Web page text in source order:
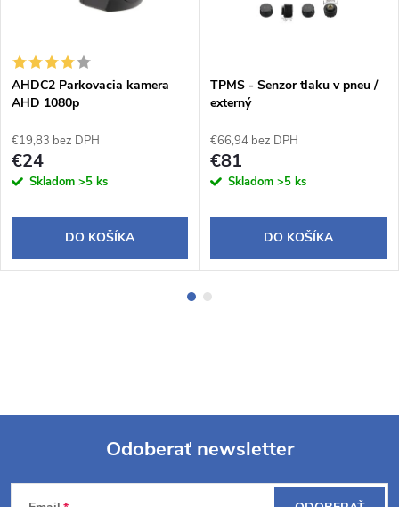
AHDC2 Parkovacia kamera
AHD 1080p
€19,83 bez DPH
€24
Skladom >5 ks
DO KOŠÍKA
TPMS - Senzor tlaku v pneu /
externý
€66,94 bez DPH
€81
Skladom >5 ks
DO KOŠÍKA
Z
Odoberať newsletter